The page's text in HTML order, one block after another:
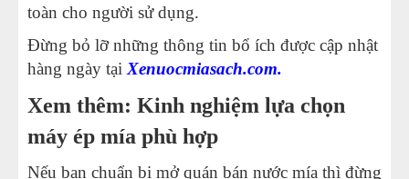
toàn cho người sử dụng.
Đừng bỏ lỡ những thông tin bổ ích được cập nhật
hàng ngày tại Xenuocmiasach.com.
Xem thêm: Kinh nghiệm lựa chọn
máy ép mía phù hợp
Nếu bạn chuẩn bị mở quán bán nước mía thì đừng